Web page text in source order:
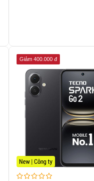
New | Công ty
Giảm 400.000 đ